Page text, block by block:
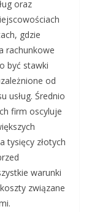
oraz
gdzie
rachunkowe
być stawki
od
usług. Średnio
firm oscyluje
tysięcy złotych
warunki
związane